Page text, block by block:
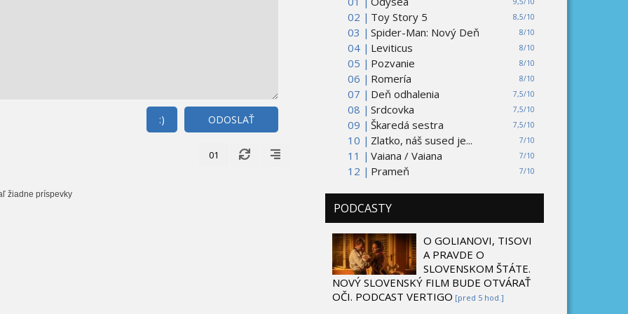
ODOSLAŤ
:)
01
žiadne príspevky
02 |
8,5/10
Toy Story 5
03 |
8/10
Spider-Man: Nový Deň
04 |
8/10
Leviticus
05 |
8/10
Pozvanie
06 |
8/10
Romería
07 |
7,5/10
Deň odhalenia
08 |
7,5/10
Srdcovka
09 |
7,5/10
Škaredá sestra
10 |
7/10
Zlatko, náš sused je...
11 |
7/10
Vaiana / Vaiana
12 |
7/10
Prameň
PODCASTY
O GOLIANOVI, TISOVI
A PRAVDE O
SLOVENSKOM ŠTÁTE.
NOVÝ SLOVENSKÝ FILM BUDE OTVÁRAŤ
OČI. PODCAST VERTIGO [pred 5 hod.]